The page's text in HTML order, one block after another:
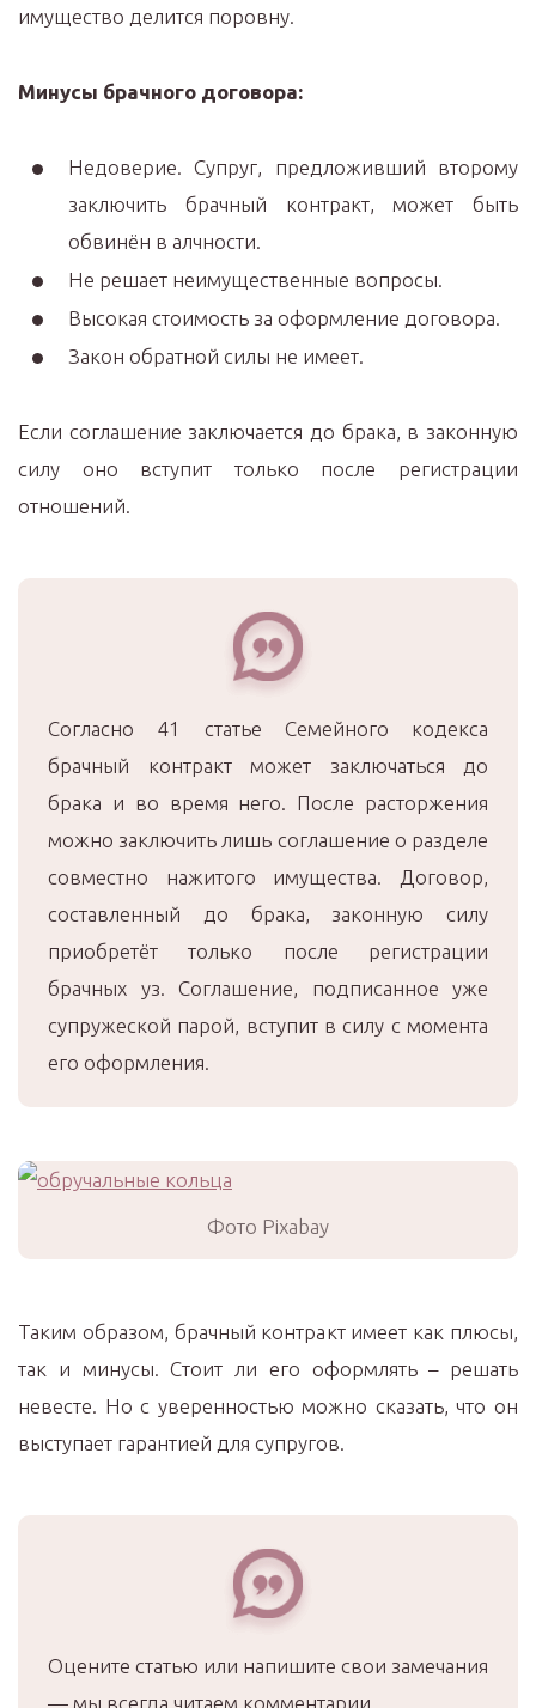
имущество делится поровну.
Минусы брачного договора:
Недоверие. Супруг, предложивший второму
заключить брачный контракт, может быть
обвинён в алчности.
Не решает неимущественные вопросы.
Высокая стоимость за оформление договора.
Закон обратной силы не имеет.
Если соглашение заключается до брака, в законную
силу оно вступит только после регистрации
отношений.
Согласно 41 статье Семейного кодекса
брачный контракт может заключаться до
брака и во время него. После расторжения
можно заключить лишь соглашение о разделе
совместно нажитого имущества. Договор,
составленный до брака, законную силу
приобретёт только после регистрации
брачных уз. Соглашение, подписанное уже
супружеской парой, вступит в силу с момента
его оформления.
Фото Pixabay
Таким образом, брачный контракт имеет как плюсы,
так и минусы. Стоит ли его оформлять – решать
невесте. Но с уверенностью можно сказать, что он
выступает гарантией для супругов.
Оцените статью или напишите свои замечания
— мы всегда читаем комментарии.